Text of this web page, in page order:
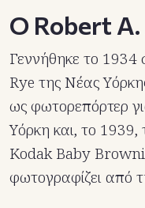
O Robert
Γεννήθηκε το 1934
Rye της Νέας
ως φωτορεπόρτερ
Υόρκη και, το
Kodak Baby
φωτογραφίζει από